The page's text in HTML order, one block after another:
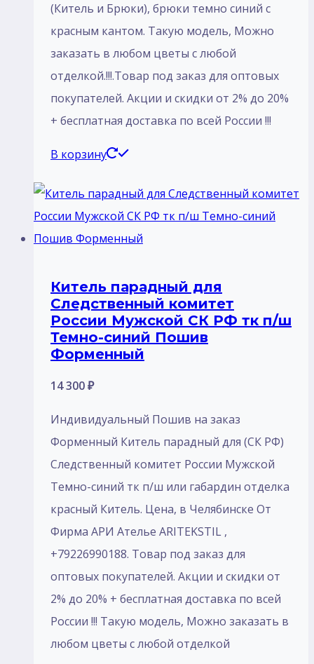
(Китель и Брюки), брюки темно синий с
красным кантом. Такую модель, Mожно
заказать в любом цветы с любой
отделкой.!!!.Товар под заказ для оптовых
покупателей. Акции и скидки от 2% до 20%
+ бесплатная доставка по всей России !!!
В корзину
Китель парадный для
Следственный комитет
России Мужской СК РФ тк п/ш
Темно-синий Пошив
Форменный
14 300₽
Индивидуальный Пошив на заказ
Форменный Китель парадный для (СК РФ)
Следственный комитет России Мужской
Темно-синий тк п/ш или габардин отделка
красный Китель. Цена, в Челябинске От
Фирма АРИ Ателье ARITEKSTIL ,
+79226990188. Товар под заказ для
оптовых покупателей. Акции и скидки от
2% до 20% + бесплатная доставка по всей
России !!! Такую модель, Mожно заказать в
любом цветы с любой отделкой